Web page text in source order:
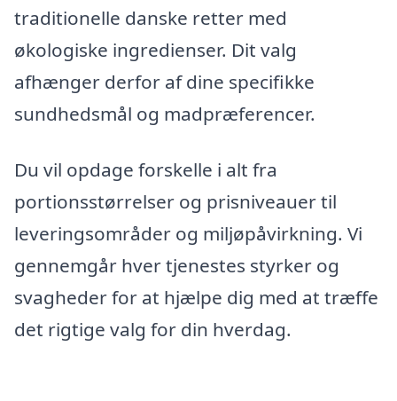
traditionelle danske retter med
økologiske ingredienser. Dit valg
afhænger derfor af dine specifikke
sundhedsmål og madpræferencer.
Du vil opdage forskelle i alt fra
portionsstørrelser og prisniveauer til
leveringsområder og miljøpåvirkning. Vi
gennemgår hver tjenestes styrker og
svagheder for at hjælpe dig med at træffe
det rigtige valg for din hverdag.